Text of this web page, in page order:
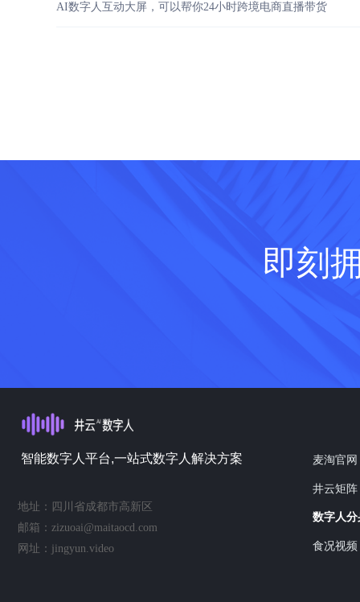
AI数字人互动大屏，可以帮你24小时跨境电商直播带货
即刻
地址： 四川省成都市高新区
邮箱： zizuoai@maitaocd.com
网址： jingyun.video
智能数字人平台,一站式数字人解决方案 麦淘官网
井云矩阵
数字人分
食况视频